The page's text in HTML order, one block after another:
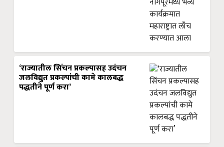
‘राज्यातील सिंचन प्रकल्पासह उदंचन
जलविद्युत प्रकल्पांची कामे कालबद्ध
पद्धतीने पूर्ण करा’